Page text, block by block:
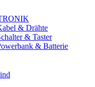
& Drähte
& Taster
& Batterie